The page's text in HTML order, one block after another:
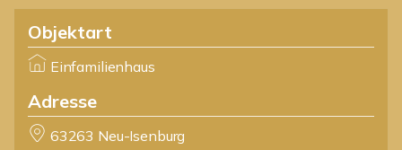
Objektart
Einfamilienhaus
Adresse
63263 Neu-Isenburg